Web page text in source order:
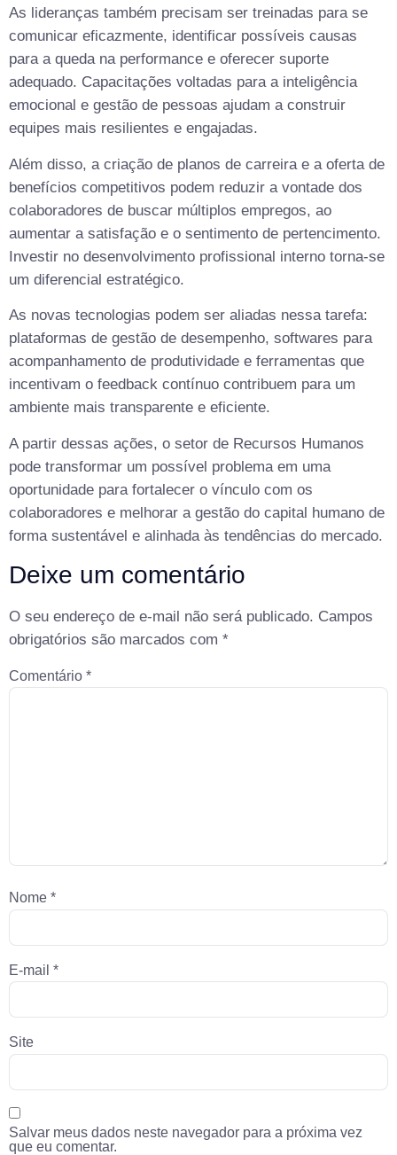
As lideranças também precisam ser treinadas para se
comunicar eficazmente, identificar possíveis causas
para a queda na performance e oferecer suporte
adequado. Capacitações voltadas para a inteligência
emocional e gestão de pessoas ajudam a construir
equipes mais resilientes e engajadas.
Além disso, a criação de planos de carreira e a oferta de
benefícios competitivos podem reduzir a vontade dos
colaboradores de buscar múltiplos empregos, ao
aumentar a satisfação e o sentimento de pertencimento.
Investir no desenvolvimento profissional interno torna-se
um diferencial estratégico.
As novas tecnologias podem ser aliadas nessa tarefa:
plataformas de gestão de desempenho, softwares para
acompanhamento de produtividade e ferramentas que
incentivam o feedback contínuo contribuem para um
ambiente mais transparente e eficiente.
A partir dessas ações, o setor de Recursos Humanos
pode transformar um possível problema em uma
oportunidade para fortalecer o vínculo com os
colaboradores e melhorar a gestão do capital humano de
forma sustentável e alinhada às tendências do mercado.
Deixe um comentário
O seu endereço de e-mail não será publicado. Campos
obrigatórios são marcados com *
Comentário *
Nome *
E-mail *
Site
Salvar meus dados neste navegador para a próxima vez
que eu comentar.